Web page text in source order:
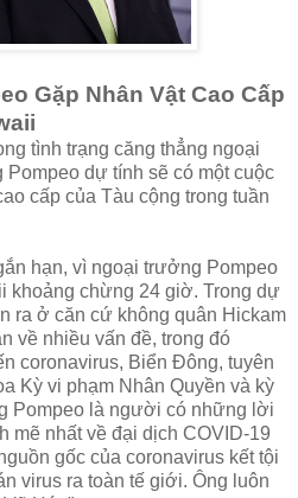
Gặp Nhân Vật Cao Cấp
tình trạng căng thẳng ngoại
dự tính sẽ có một cuộc
cấp của Tàu cộng trong tuần
hạn, vì ngoại trưởng Pompeo
khoảng chừng 24 giờ. Trong dự
ra ở căn cứ không quân Hickam
về nhiều vấn đề, trong đó
coronavirus, Biển Đông, tuyên
Kỳ vi phạm Nhân Quyền và kỳ
Pompeo là người có những lời
mẽ nhất về đại dịch COVID-19
gốc của coronavirus kết tội
virus ra toàn tế giới. Ông luôn